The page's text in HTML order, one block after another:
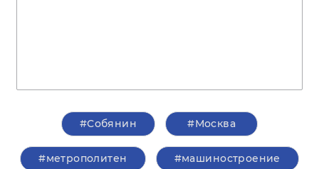
#Собянин #Москва
#метрополитен #машиностроение